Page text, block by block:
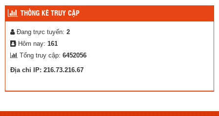
THỐNG KÊ TRUY CẬP
Đang trực tuyến: 2
Hôm nay: 161
Tổng truy cập: 6452056
Địa chỉ IP: 216.73.216.67